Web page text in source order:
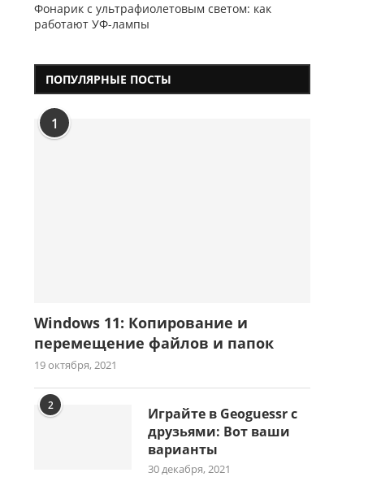
Фонарик с ультрафиолетовым светом: как
работают УФ-лампы
ПОПУЛЯРНЫЕ ПОСТЫ
1
Windows 11: Копирование и
перемещение файлов и папок
19 октября, 2021
2
Играйте в Geoguessr с
друзьями: Вот ваши
варианты
30 декабря, 2021